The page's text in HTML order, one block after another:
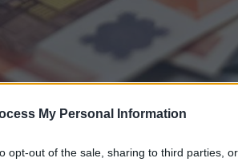
My Personal Information
opt-out of the sale, sharing to third parties,